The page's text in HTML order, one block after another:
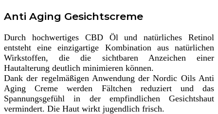
Anti Aging Gesichtscreme
Durch hochwertiges CBD Öl und natürliches Retinol
entsteht eine einzigartige Kombination aus natürlichen
Wirkstoffen, die die sichtbaren Anzeichen einer
Hautalterung deutlich minimieren können.
Dank der regelmäßigen Anwendung der Nordic Oils Anti
Aging Creme werden Fältchen reduziert und das
Spannungsgefühl in der empfindlichen Gesichtshaut
vermindert. Die Haut wirkt jugendlich frisch.